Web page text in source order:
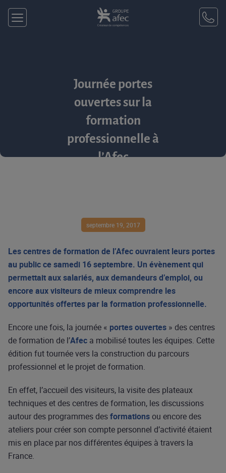
Journée portes
ouvertes sur la
formation
professionnelle à
l’Afec
septembre 19, 2017
Les centres de formation de l’Afec ouvraient leurs portes
au public ce samedi 16 septembre. Un évènement qui
permettait aux salariés, aux demandeurs d’emploi, ou
encore aux visiteurs de mieux comprendre les
opportunités offertes par la formation professionnelle.
Encore une fois, la journée « portes ouvertes » des centres
de formation de l’Afec a mobilisé toutes les équipes. Cette
édition fut tournée vers la construction du parcours
professionnel et le projet de formation.
En effet, l’accueil des visiteurs, la visite des plateaux
techniques et des centres de formation, les discussions
autour des programmes desformationsou encore des
ateliers pour créer son compte personnel d’activité étaient
mis en place par nos différentes équipes à travers la
France.